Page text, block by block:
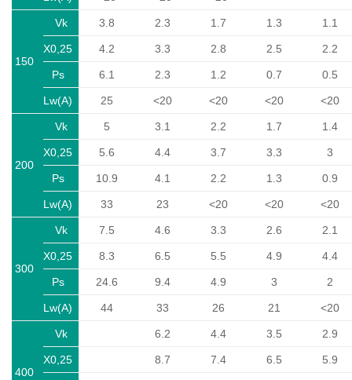
150
Vk 3.8 2.3 1.7 1.3 1.1
X0,25 4.2 3.3 2.8 2.5 2.2
Ps 6.1 2.3 1.2 0.7 0.5
Lw(A) 25 <20 <20 <20 <20
200
Vk 5 3.1 2.2 1.7 1.4
X0,25 5.6 4.4 3.7 3.3 3
Ps 10.9 4.1 2.2 1.3 0.9
Lw(A) 33 23 <20 <20 <20
300
Vk 7.5 4.6 3.3 2.6 2.1
X0,25 8.3 6.5 5.5 4.9 4.4
Ps 24.6 9.4 4.9 3 2
Lw(A) 44 33 26 21 <20
400
Vk 6.2 4.4 3.5 2.9
X0,25 8.7 7.4 6.5 5.9